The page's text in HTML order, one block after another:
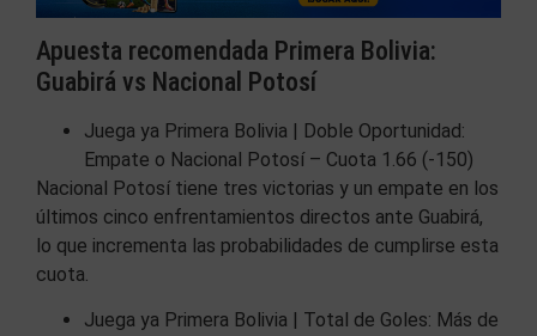
Apuesta recomendada Primera Bolivia:
Guabirá vs Nacional Potosí
Juega ya Primera Bolivia | Doble Oportunidad:
Empate o Nacional Potosí – Cuota 1.66 (-150)
Nacional Potosí tiene tres victorias y un empate en los
últimos cinco enfrentamientos directos ante Guabirá,
lo que incrementa las probabilidades de cumplirse esta
cuota.
Juega ya Primera Bolivia | Total de Goles: Más de